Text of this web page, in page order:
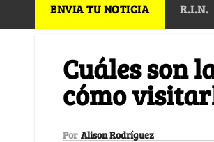
ENVIA TU NOTICIA R.I.N.
Cuáles son
cómo
Por Alison Rodríguez